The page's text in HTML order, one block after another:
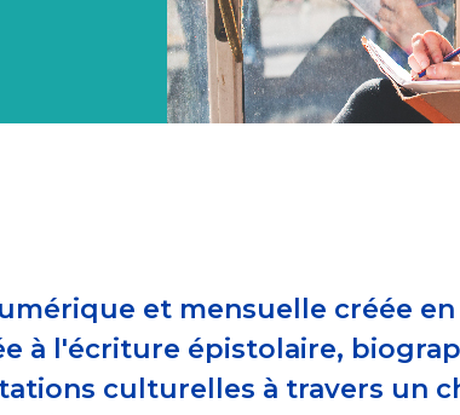
et mensuelle créée
à l'écriture épistolaire,
culturelles à travers un